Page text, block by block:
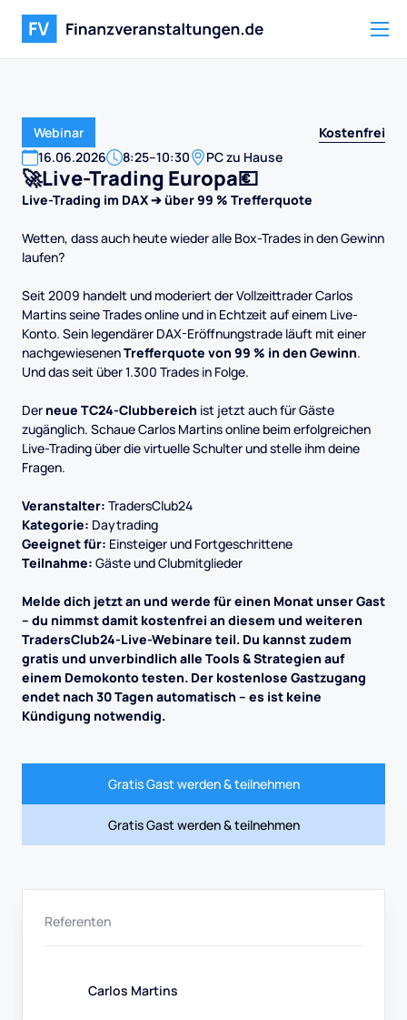
Webinar
Kostenfrei
16.06.2026 8:25–10:30 PC zu Hause
🚀Live-Trading Europa💶
Live-Trading im DAX ➔ über 99 % Trefferquote
Wetten, dass auch heute wieder alle Box-Trades in den Gewinn
laufen?
Seit 2009 handelt und moderiert der Vollzeittrader Carlos
Martins seine Trades online und in Echtzeit auf einem Live-
Konto. Sein legendärer DAX-Eröffnungstrade läuft mit einer
nachgewiesenenTrefferquote von 99 % in den Gewinn.
Und das seit über 1.300 Trades in Folge.
Der neue TC24-Clubbereich ist jetzt auch für Gäste
zugänglich. Schaue Carlos Martins online beim erfolgreichen
Live-Trading über die virtuelle Schulter und stelle ihm deine
Fragen.
Veranstalter: TradersClub24
Kategorie: Daytrading
Geeignet für: Einsteiger und Fortgeschrittene
Teilnahme: Gäste und Clubmitglieder
Melde dich jetzt an und werde für einen Monat unser Gast
– du nimmst damit kostenfrei an diesem und weiteren
TradersClub24-Live-Webinare teil. Du kannst zudem
gratis und unverbindlich alle Tools & Strategien auf
einem Demokonto testen. Der kostenlose Gastzugang
endet nach 30 Tagen automatisch – es ist keine
Kündigung notwendig.
Gratis Gast werden & teilnehmen
Gratis Gast werden & teilnehmen
Referenten
Carlos Martins